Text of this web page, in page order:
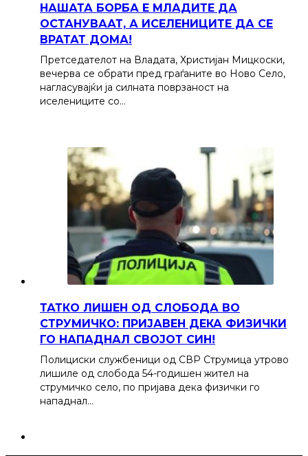
НАШАТА БОРБА Е МЛАДИТЕ ДА
ОСТАНУВААТ, А ИСЕЛЕНИЦИТЕ ДА СЕ
ВРАТАТ ДОМА!
Претседателот на Владата, Христијан Мицкоски,
вечерва се обрати пред граѓаните во Ново Село,
нагласувајќи ја силната поврзаност на
иселениците со…
ТАТКО ЛИШЕН ОД СЛОБОДА ВО
СТРУМИЧКО: ПРИЈАВЕН ДЕКА ФИЗИЧКИ
ГО НАПАДНАЛ СВОЈОТ СИН!
Полициски службеници од СВР Струмица утрово
лишиле од слобода 54-годишен жител на
струмичко село, по пријава дека физички го
нападнал…